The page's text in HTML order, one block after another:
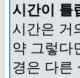
시간이 틀
시간은 거
약 그렇다
경은 다른